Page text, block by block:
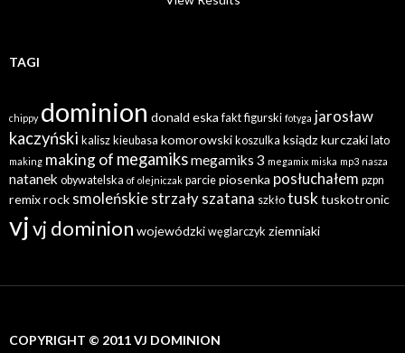
TAGI
chippy dominion donald eska fakt figurski fotyga jarosław
kaczyński kalisz kieubasa komorowski koszulka ksiądz kurczaki lato
making making of megamiksmegamiks 3 megamix miska mp3 nasza
natanek obywatelska of olejniczak parcie piosenka posłuchałem pzpn
remixrock smoleńskie strzały szatana szkło tusk tuskotronic
vjvj dominion wojewódzki węglarczyk ziemniaki
COPYRIGHT © 2011 VJ DOMINION